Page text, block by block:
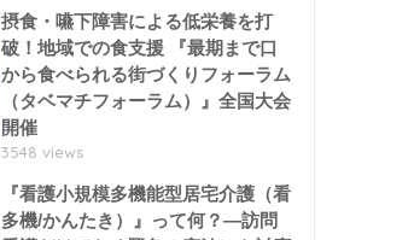
摂食・嚥下障害による低栄養を打
破！地域での食支援 『最期まで口
から食べられる街づくりフォーラム
（タベマチフォーラム）』全国大会
開催
3548 views
『看護小規模多機能型居宅介護（看
多機/かんたき）』って何？―訪問